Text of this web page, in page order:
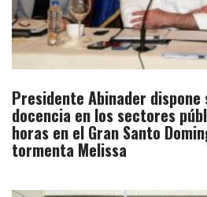
Presidente Abinader dispone
docencia en los sectores
horas en el Gran Santo
tormenta Melissa